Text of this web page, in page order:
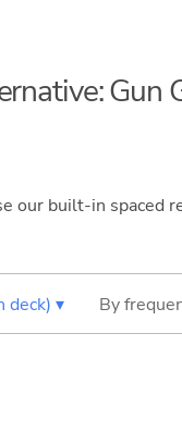
Gun
our built-in
deck) ▾ By